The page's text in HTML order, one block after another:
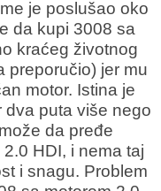
je poslušao oko
da kupi 3008 sa
kraćeg životnog
preporučio) jer mu
motor. Istina je
dva puta više nego
da pređe
HDI, i nema taj
i snagu. Problem